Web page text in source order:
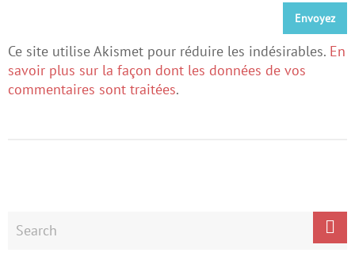
Ce site utilise Akismet pour réduire les indésirables. En
savoir plus sur la façon dont les données de vos
commentaires sont traitées.